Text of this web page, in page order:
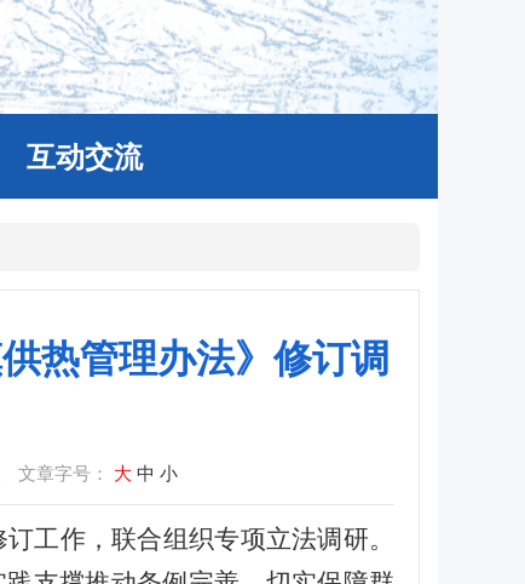
互动交流
热管理办法》修订调
文章字号： 大 中 小
工作，联合组织专项立法调研。